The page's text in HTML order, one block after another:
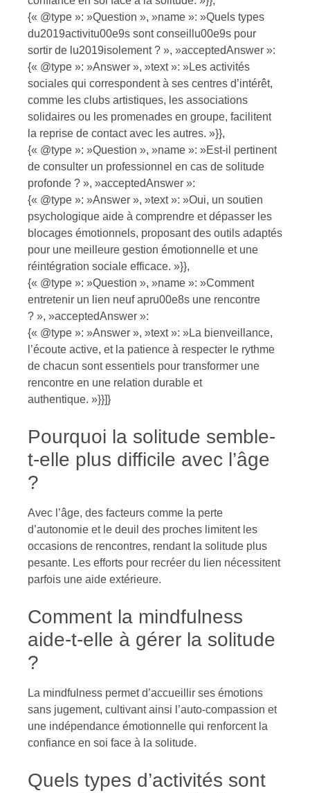
{« @type »: »Question », »name »: »Quels types
du2019activitu00e9s sont conseillu00e9s pour
sortir de lu2019isolement ? », »acceptedAnswer »:
{« @type »: »Answer », »text »: »Les activités
sociales qui correspondent à ses centres d’intérêt,
comme les clubs artistiques, les associations
solidaires ou les promenades en groupe, facilitent
la reprise de contact avec les autres. »}},
{« @type »: »Question », »name »: »Est-il pertinent
de consulter un professionnel en cas de solitude
profonde ? », »acceptedAnswer »:
{« @type »: »Answer », »text »: »Oui, un soutien
psychologique aide à comprendre et dépasser les
blocages émotionnels, proposant des outils adaptés
pour une meilleure gestion émotionnelle et une
réintégration sociale efficace. »}},
{« @type »: »Question », »name »: »Comment
entretenir un lien neuf apru00e8s une rencontre
? », »acceptedAnswer »:
{« @type »: »Answer », »text »: »La bienveillance,
l’écoute active, et la patience à respecter le rythme
de chacun sont essentiels pour transformer une
rencontre en une relation durable et
authentique. »}}]}
Pourquoi la solitude semble-
t-elle plus difficile avec l’âge
?
Avec l’âge, des facteurs comme la perte
d’autonomie et le deuil des proches limitent les
occasions de rencontres, rendant la solitude plus
pesante. Les efforts pour recréer du lien nécessitent
parfois une aide extérieure.
Comment la mindfulness
aide-t-elle à gérer la solitude
?
La mindfulness permet d’accueillir ses émotions
sans jugement, cultivant ainsi l’auto-compassion et
une indépendance émotionnelle qui renforcent la
confiance en soi face à la solitude.
Quels types d’activités sont